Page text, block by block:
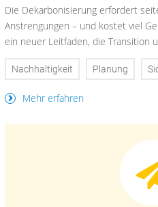
Die Dekarbonisierung erfordert
Anstrengungen – und kostet viel
ein neuer Leitfaden, die Transition
Nachhaltigkeit Planung
Mehr erfahren